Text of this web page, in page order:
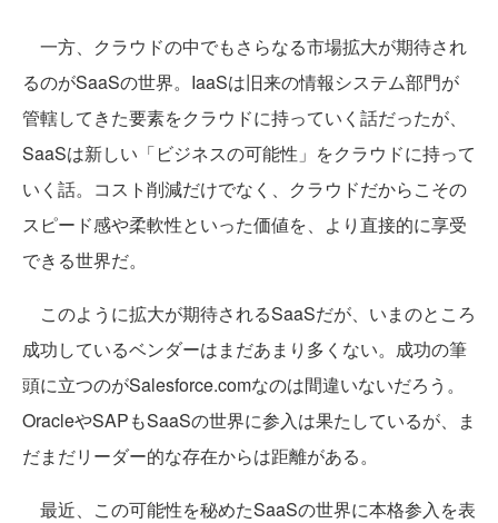
一方、クラウドの中でもさらなる市場拡大が期待され
るのがSaaSの世界。IaaSは旧来の情報システム部門が
管轄してきた要素をクラウドに持っていく話だったが、
SaaSは新しい「ビジネスの可能性」をクラウドに持って
いく話。コスト削減だけでなく、クラウドだからこその
スピード感や柔軟性といった価値を、より直接的に享受
できる世界だ。
このように拡大が期待されるSaaSだが、いまのところ
成功しているベンダーはまだあまり多くない。成功の筆
頭に立つのがSalesforce.comなのは間違いないだろう。
OracleやSAPもSaaSの世界に参入は果たしているが、ま
だまだリーダー的な存在からは距離がある。
最近、この可能性を秘めたSaaSの世界に本格参入を表